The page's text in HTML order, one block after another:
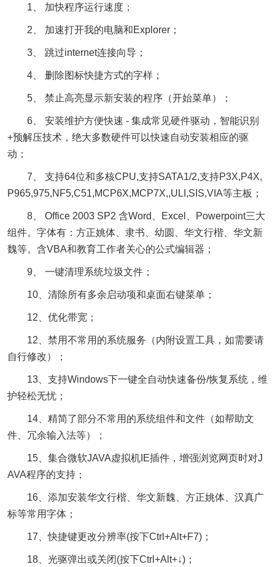
1、 加快程序运行速度；
2、 加速打开我的电脑和Explorer；
3、 跳过internet连接向导；
4、 删除图标快捷方式的字样；
5、 禁止高亮显示新安装的程序（开始菜单）；
6、 安装维护方便快速 - 集成常见硬件驱动，智能识别
+预解压技术，绝大多数硬件可以快速自动安装相应的驱
动；
7、 支持64位和多核CPU,支持SATA1/2,支持P3X,P4X,
P965,975,NF5,C51,MCP6X,MCP7X,,ULI,SIS,VIA等主板；
8、 Office 2003 SP2 含Word、Excel、Powerpoint三大
组件。字体有：方正姚体、隶书、幼圆、华文行楷、华文新
魏等。含VBA和教育工作者关心的公式编辑器；
9、 一键清理系统垃圾文件；
10、清除所有多余启动项和桌面右键菜单；
12、优化带宽；
12、禁用不常用的系统服务（内附设置工具，如需要请
自行修改）；
13、支持Windows下一键全自动快速备份/恢复系统，维
护轻松无忧；
14、精简了部分不常用的系统组件和文件（如帮助文
件、冗余输入法等）；
15、集合微软JAVA虚拟机IE插件，增强浏览网页时对J
AVA程序的支持；
16、添加安装华文行楷、华文新魏、方正姚体、汉真广
标等常用字体；
17、快捷键更改分辨率(按下Ctrl+Alt+F7)；
18、光驱弹出或关闭(按下Ctrl+Alt+↓)；